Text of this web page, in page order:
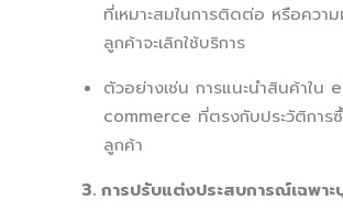
ที่เหมาะสมในการติดต่อ หรือควา
ลูกค้าจะเลิกใช้บริการ
ตัวอย่างเช่น การแนะนำสินค้าใน
commerce ที่ตรงกับประวัติการ
ลูกค้า
3. การปรับแต่งประสบการณ์เฉพา